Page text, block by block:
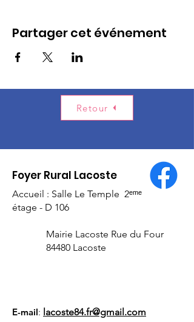
Partager cet événement
Retour
Foyer Rural Lacoste
Accueil : Salle Le Temple 2ᵉᵐᵉ
étage - D 106
Mairie Lacoste Rue du Four
84480 Lacoste
E-mail: lacoste84.fr@gmail.com